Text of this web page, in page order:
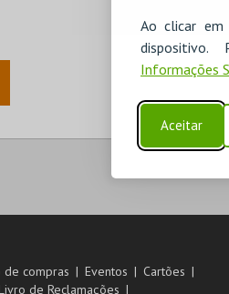
Ao clicar em
Informações
Aceitar
de compras Eventos
Cartões
de Reclamações